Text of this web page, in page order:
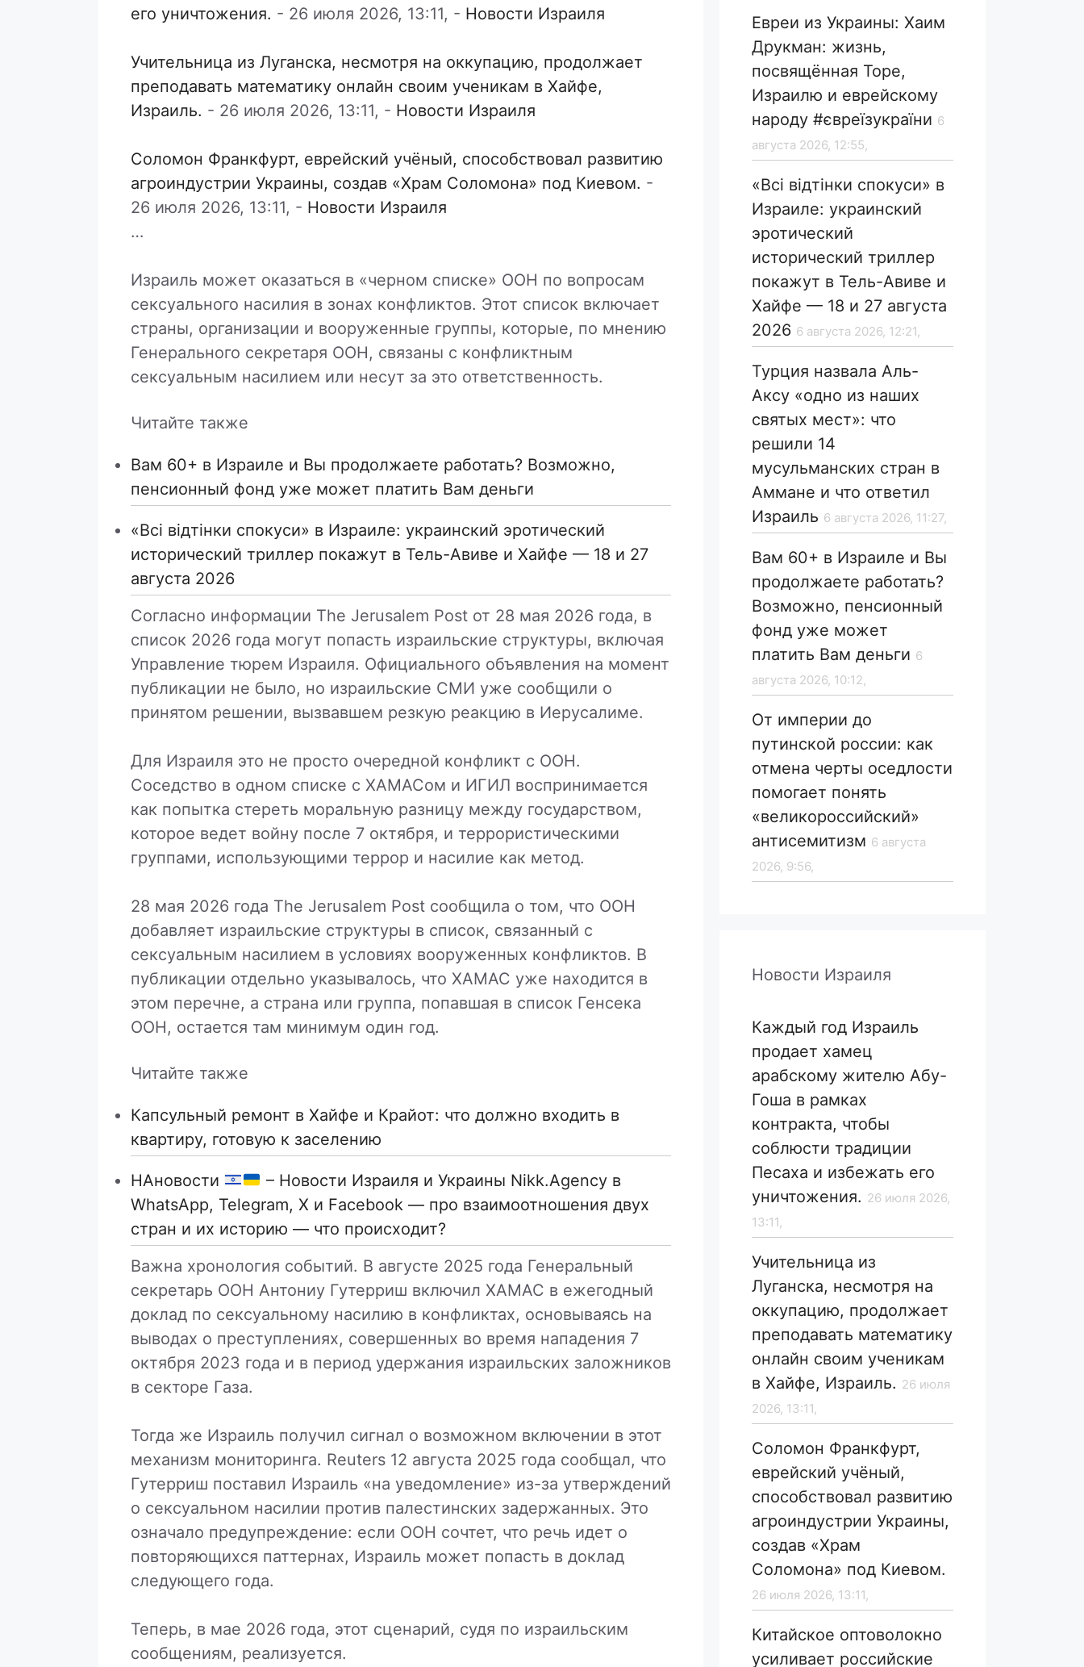
его уничтожения. - 26 июля 2026, 13:11, - Новости Израиля
Учительница из Луганска, несмотря на оккупацию, продолжает
преподавать математику онлайн своим ученикам в Хайфе,
Израиль. - 26 июля 2026, 13:11, - Новости Израиля
Соломон Франкфурт, еврейский учёный, способствовал развитию
агроиндустрии Украины, создав «Храм Соломона» под Киевом. -
26 июля 2026, 13:11, - Новости Израиля
…
Израиль может оказаться в «черном списке» ООН по вопросам
сексуального насилия в зонах конфликтов. Этот список включает
страны, организации и вооруженные группы, которые, по мнению
Генерального секретаря ООН, связаны с конфликтным
сексуальным насилием или несут за это ответственность.
Читайте также
Вам 60+ в Израиле и Вы продолжаете работать? Возможно,
пенсионный фонд уже может платить Вам деньги
«Всі відтінки спокуси» в Израиле: украинский эротический
исторический триллер покажут в Тель-Авиве и Хайфе — 18 и 27
августа 2026
Согласно информации The Jerusalem Post от 28 мая 2026 года, в
список 2026 года могут попасть израильские структуры, включая
Управление тюрем Израиля. Официального объявления на момент
публикации не было, но израильские СМИ уже сообщили о
принятом решении, вызвавшем резкую реакцию в Иерусалиме.
Для Израиля это не просто очередной конфликт с ООН.
Соседство в одном списке с ХАМАСом и ИГИЛ воспринимается
как попытка стереть моральную разницу между государством,
которое ведет войну после 7 октября, и террористическими
группами, использующими террор и насилие как метод.
28 мая 2026 года The Jerusalem Post сообщила о том, что ООН
добавляет израильские структуры в список, связанный с
сексуальным насилием в условиях вооруженных конфликтов. В
публикации отдельно указывалось, что ХАМАС уже находится в
этом перечне, а страна или группа, попавшая в список Генсека
ООН, остается там минимум один год.
Читайте также
Капсульный ремонт в Хайфе и Крайот: что должно входить в
квартиру, готовую к заселению
НАновости
– Новости Израиля и Украины Nikk.Agency в
WhatsApp, Telegram, X и Facebook — про взаимоотношения двух
стран и их историю — что происходит?
Важна хронология событий. В августе 2025 года Генеральный
секретарь ООН Антониу Гутерриш включил ХАМАС в ежегодный
доклад по сексуальному насилию в конфликтах, основываясь на
выводах о преступлениях, совершенных во время нападения 7
октября 2023 года и в период удержания израильских заложников
в секторе Газа.
Тогда же Израиль получил сигнал о возможном включении в этот
механизм мониторинга. Reuters 12 августа 2025 года сообщал, что
Гутерриш поставил Израиль «на уведомление» из-за утверждений
о сексуальном насилии против палестинских задержанных. Это
означало предупреждение: если ООН сочтет, что речь идет о
повторяющихся паттернах, Израиль может попасть в доклад
следующего года.
Теперь, в мае 2026 года, этот сценарий, судя по израильским
сообщениям, реализуется.
Евреи из Украины: Хаим
Друкман: жизнь,
посвящённая Торе,
Израилю и еврейскому
народу #євреїзукраїни 6
августа 2026, 12:55,
«Всі відтінки спокуси» в
Израиле: украинский
эротический
исторический триллер
покажут в Тель-Авиве и
Хайфе — 18 и 27 августа
2026 6 августа 2026, 12:21,
Турция назвала Аль-
Аксу «одно из наших
святых мест»: что
решили 14
мусульманских стран в
Аммане и что ответил
Израиль 6 августа 2026, 11:27,
Вам 60+ в Израиле и Вы
продолжаете работать?
Возможно, пенсионный
фонд уже может
платить Вам деньги 6
августа 2026, 10:12,
От империи до
путинской россии: как
отмена черты оседлости
помогает понять
«великороссийский»
антисемитизм 6 августа
2026, 9:56,
Новости Израиля
Каждый год Израиль
продает хамец
арабскому жителю Абу-
Гоша в рамках
контракта, чтобы
соблюсти традиции
Песаха и избежать его
уничтожения. 26 июля 2026,
13:11,
Учительница из
Луганска, несмотря на
оккупацию, продолжает
преподавать математику
онлайн своим ученикам
в Хайфе, Израиль. 26 июля
2026, 13:11,
Соломон Франкфурт,
еврейский учёный,
способствовал развитию
агроиндустрии Украины,
создав «Храм
Соломона» под Киевом.
26 июля 2026, 13:11,
Китайское оптоволокно
усиливает российские